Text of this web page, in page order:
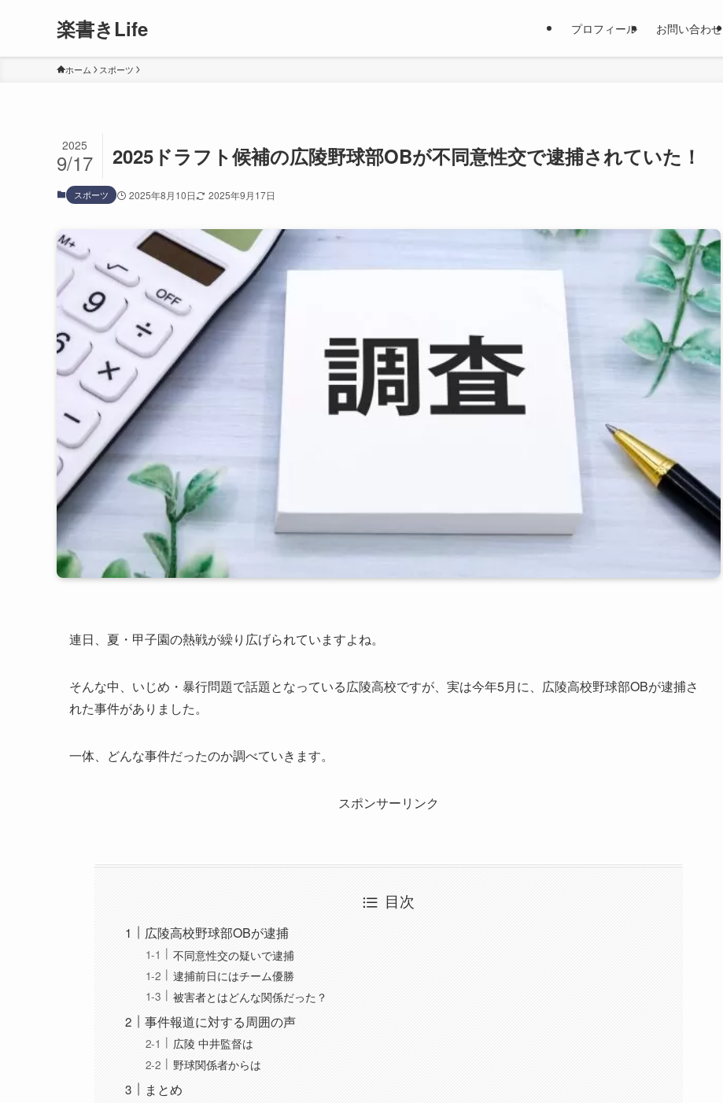
楽書きLife プロフィール お問い合わせ
ホーム スポーツ
2025ドラフト候補の広陵野球部OBが不同意性交で逮捕されていた！
2025
9/17
スポーツ 2025年8月10日 2025年9月17日
連日、夏・甲子園の熱戦が繰り広げられていますよね。
そんな中、いじめ・暴行問題で話題となっている広陵高校ですが、実は今年5月に、広陵高校野球部OBが逮捕さ
れた事件がありました。
一体、どんな事件だったのか調べていきます。
スポンサーリンク
目次
広陵高校野球部OBが逮捕
不同意性交の疑いで逮捕
逮捕前日にはチーム優勝
被害者とはどんな関係だった？
事件報道に対する周囲の声
広陵 中井監督は
野球関係者からは
まとめ